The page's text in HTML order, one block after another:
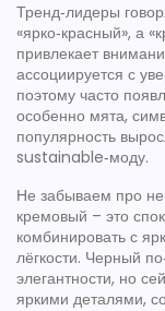
Тренд‑лидеры
«ярко‑красный», а
привлекает
ассоциируется с
поэтому часто
особенно мята,
популярность
sustainable‑моду.
Не забываем про
кремовый – это
комбинировать с
лёгкости. Черный
элегантности, но
яркими деталями,